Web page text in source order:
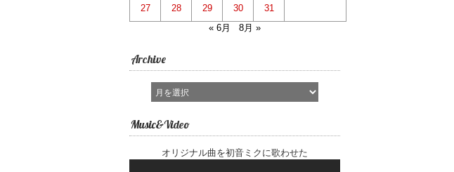
27 28 29 30
31
« 6月
8月 »
Archive
Music&Video
オリジナル曲を初音ミクに歌わせた